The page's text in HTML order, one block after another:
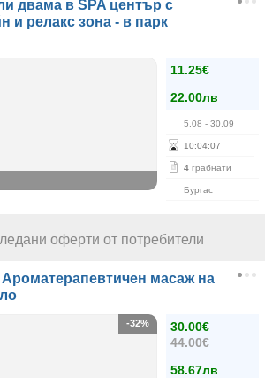
двама в SPA център с
и релакс зона - в парк
11.25€
22.00лв
5.08 - 30.09
10:04:07
4 грабнати
Бургас
оферти от потребители
Ароматерапевтичен масаж на
30.00€
44.00€
58.67лв
-32%